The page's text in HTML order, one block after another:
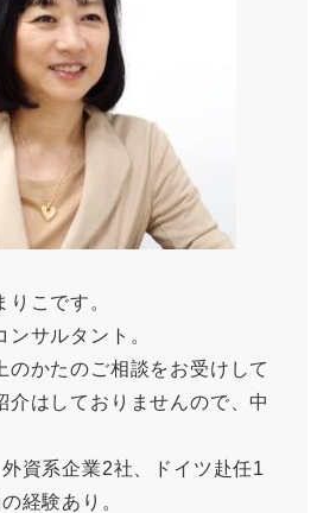
こです。
サルタント。
のかたのご相談をお受けして
介はしておりませんので、中
資系企業2社、ドイツ赴任1
経験あり。